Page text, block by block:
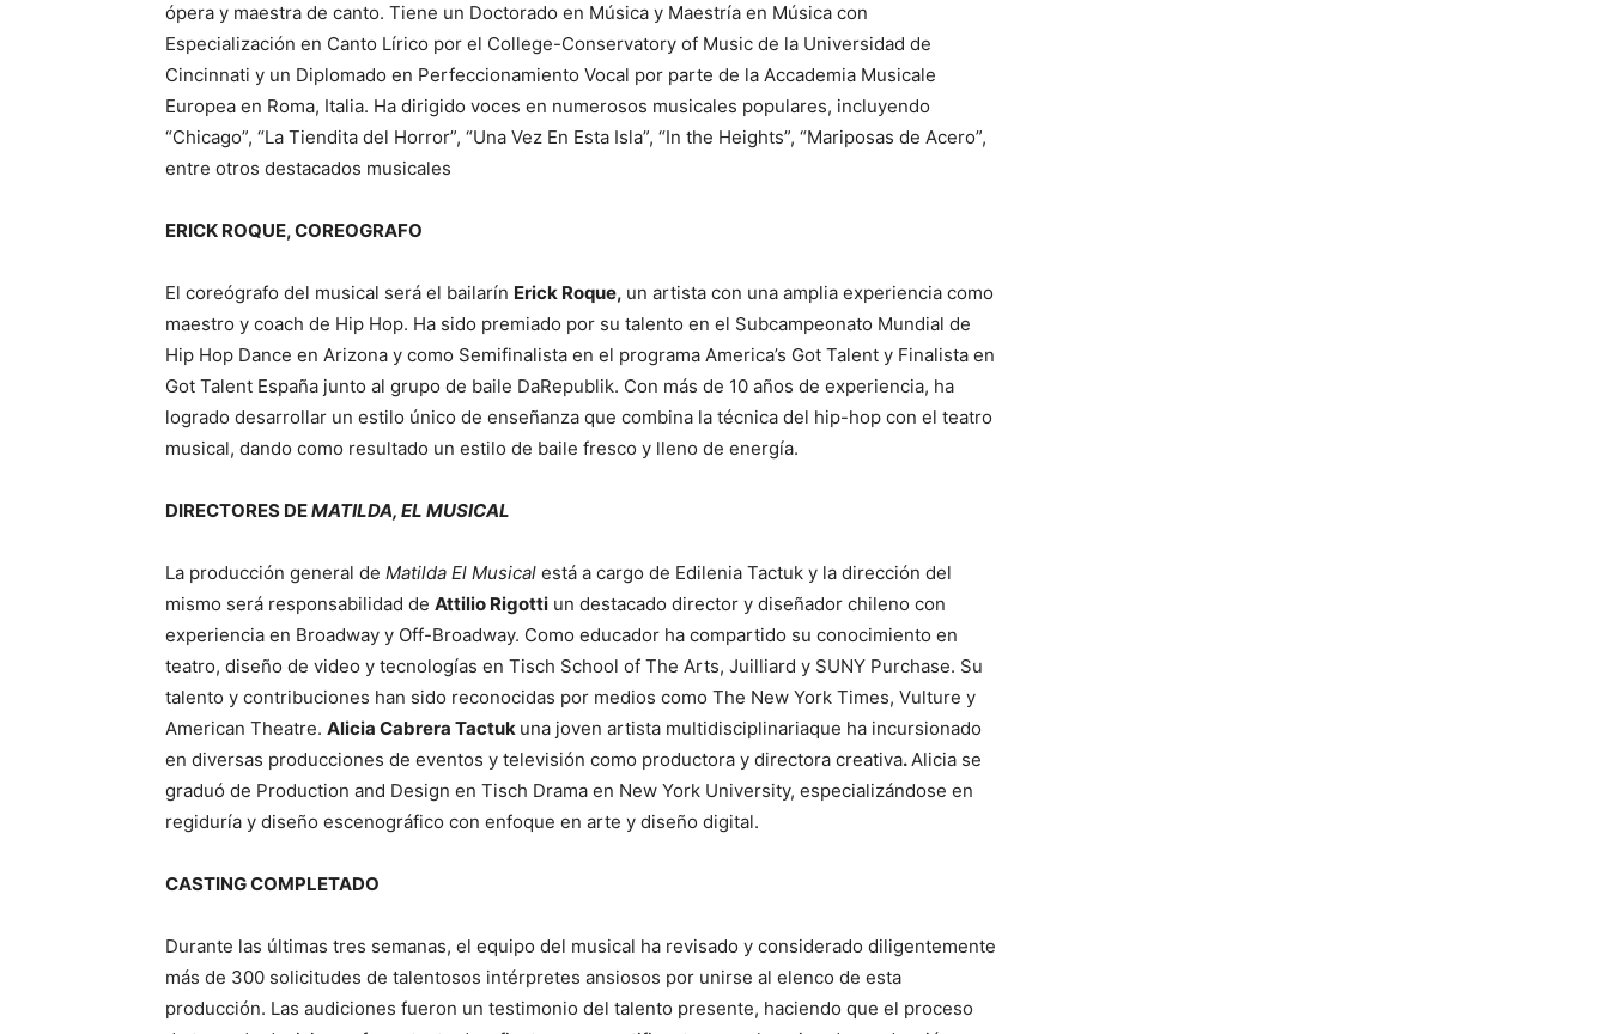
ópera y maestra de canto. Tiene un Doctorado en Música y Maestría en Música con
Especialización en Canto Lírico por el College-Conservatory of Music de la Universidad de
Cincinnati y un Diplomado en Perfeccionamiento Vocal por parte de la Accademia Musicale
Europea en Roma, Italia. Ha dirigido voces en numerosos musicales populares, incluyendo
“Chicago”, “La Tiendita del Horror”, “Una Vez En Esta Isla”, “In the Heights”, “Mariposas de Acero”,
entre otros destacados musicales
ERICK ROQUE, COREOGRAFO
El coreógrafo del musical será el bailarín Erick Roque, un artista con una amplia experiencia como
maestro y coach de Hip Hop. Ha sido premiado por su talento en el Subcampeonato Mundial de
Hip Hop Dance en Arizona y como Semifinalista en el programa America’s Got Talent y Finalista en
Got Talent España junto al grupo de baile DaRepublik. Con más de 10 años de experiencia, ha
logrado desarrollar un estilo único de enseñanza que combina la técnica del hip-hop con el teatro
musical, dando como resultado un estilo de baile fresco y lleno de energía.
DIRECTORES DEMATILDA, EL MUSICAL
La producción general de Matilda El Musical está a cargo de Edilenia Tactuk y la dirección del
mismo será responsabilidad de Attilio Rigotti un destacado director y diseñador chileno con
experiencia en Broadway y Off-Broadway. Como educador ha compartido su conocimiento en
teatro, diseño de video y tecnologías en Tisch School of The Arts, Juilliard y SUNY Purchase. Su
talento y contribuciones han sido reconocidas por medios como The New York Times, Vulture y
American Theatre. Alicia Cabrera Tactuk una joven artista multidisciplinariaque ha incursionado
en diversas producciones de eventos y televisión como productora y directora creativa.Alicia se
graduó de Production and Design en Tisch Drama en New York University, especializándose en
regiduría y diseño escenográfico con enfoque en arte y diseño digital.
CASTING COMPLETADO
Durante las últimas tres semanas, el equipo del musical ha revisado y considerado diligentemente
más de 300 solicitudes de talentosos intérpretes ansiosos por unirse al elenco de esta
producción. Las audiciones fueron un testimonio del talento presente, haciendo que el proceso